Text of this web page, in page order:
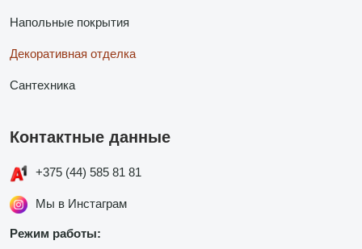
Напольные покрытия
Декоративная отделка
Сантехника
Контактные данные
+375 (44) 585 81 81
Мы в Инстаграм
Режим работы: